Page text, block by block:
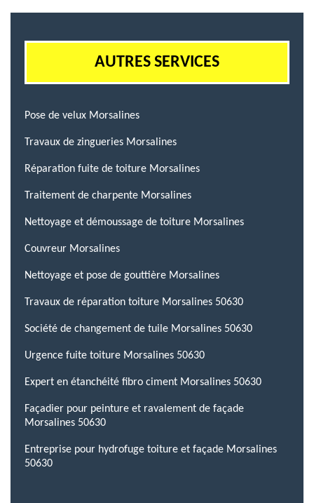
AUTRES SERVICES
Pose de velux Morsalines
Travaux de zingueries Morsalines
Réparation fuite de toiture Morsalines
Traitement de charpente Morsalines
Nettoyage et démoussage de toiture Morsalines
Couvreur Morsalines
Nettoyage et pose de gouttière Morsalines
Travaux de réparation toiture Morsalines 50630
Société de changement de tuile Morsalines 50630
Urgence fuite toiture Morsalines 50630
Expert en étanchéité fibro ciment Morsalines 50630
Façadier pour peinture et ravalement de façade
Morsalines 50630
Entreprise pour hydrofuge toiture et façade Morsalines
50630